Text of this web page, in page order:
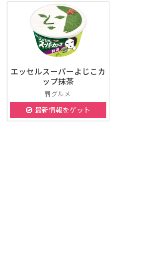
エッセルスーパーよじこカ
ップ抹茶
グルメ
最新情報をゲット